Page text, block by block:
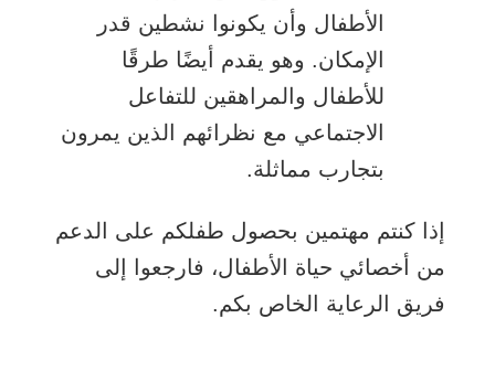
الأطفال وأن يكونوا نشطين قدر
الإمكان. وهو يقدم أيضًا طرقًا
للأطفال والمراهقين للتفاعل
الاجتماعي مع نظرائهم الذين يمرون
بتجارب مماثلة.
إذا كنتم مهتمين بحصول طفلكم على الدعم
من أخصائي حياة الأطفال، فارجعوا إلى
فريق الرعاية الخاص بكم.